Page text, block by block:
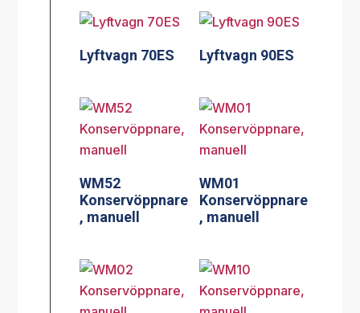
Lyftvagn 70ES Lyftvagn 90ES
WM52
Konservöppnare
, manuell
WM01
Konservöppnare
, manuell